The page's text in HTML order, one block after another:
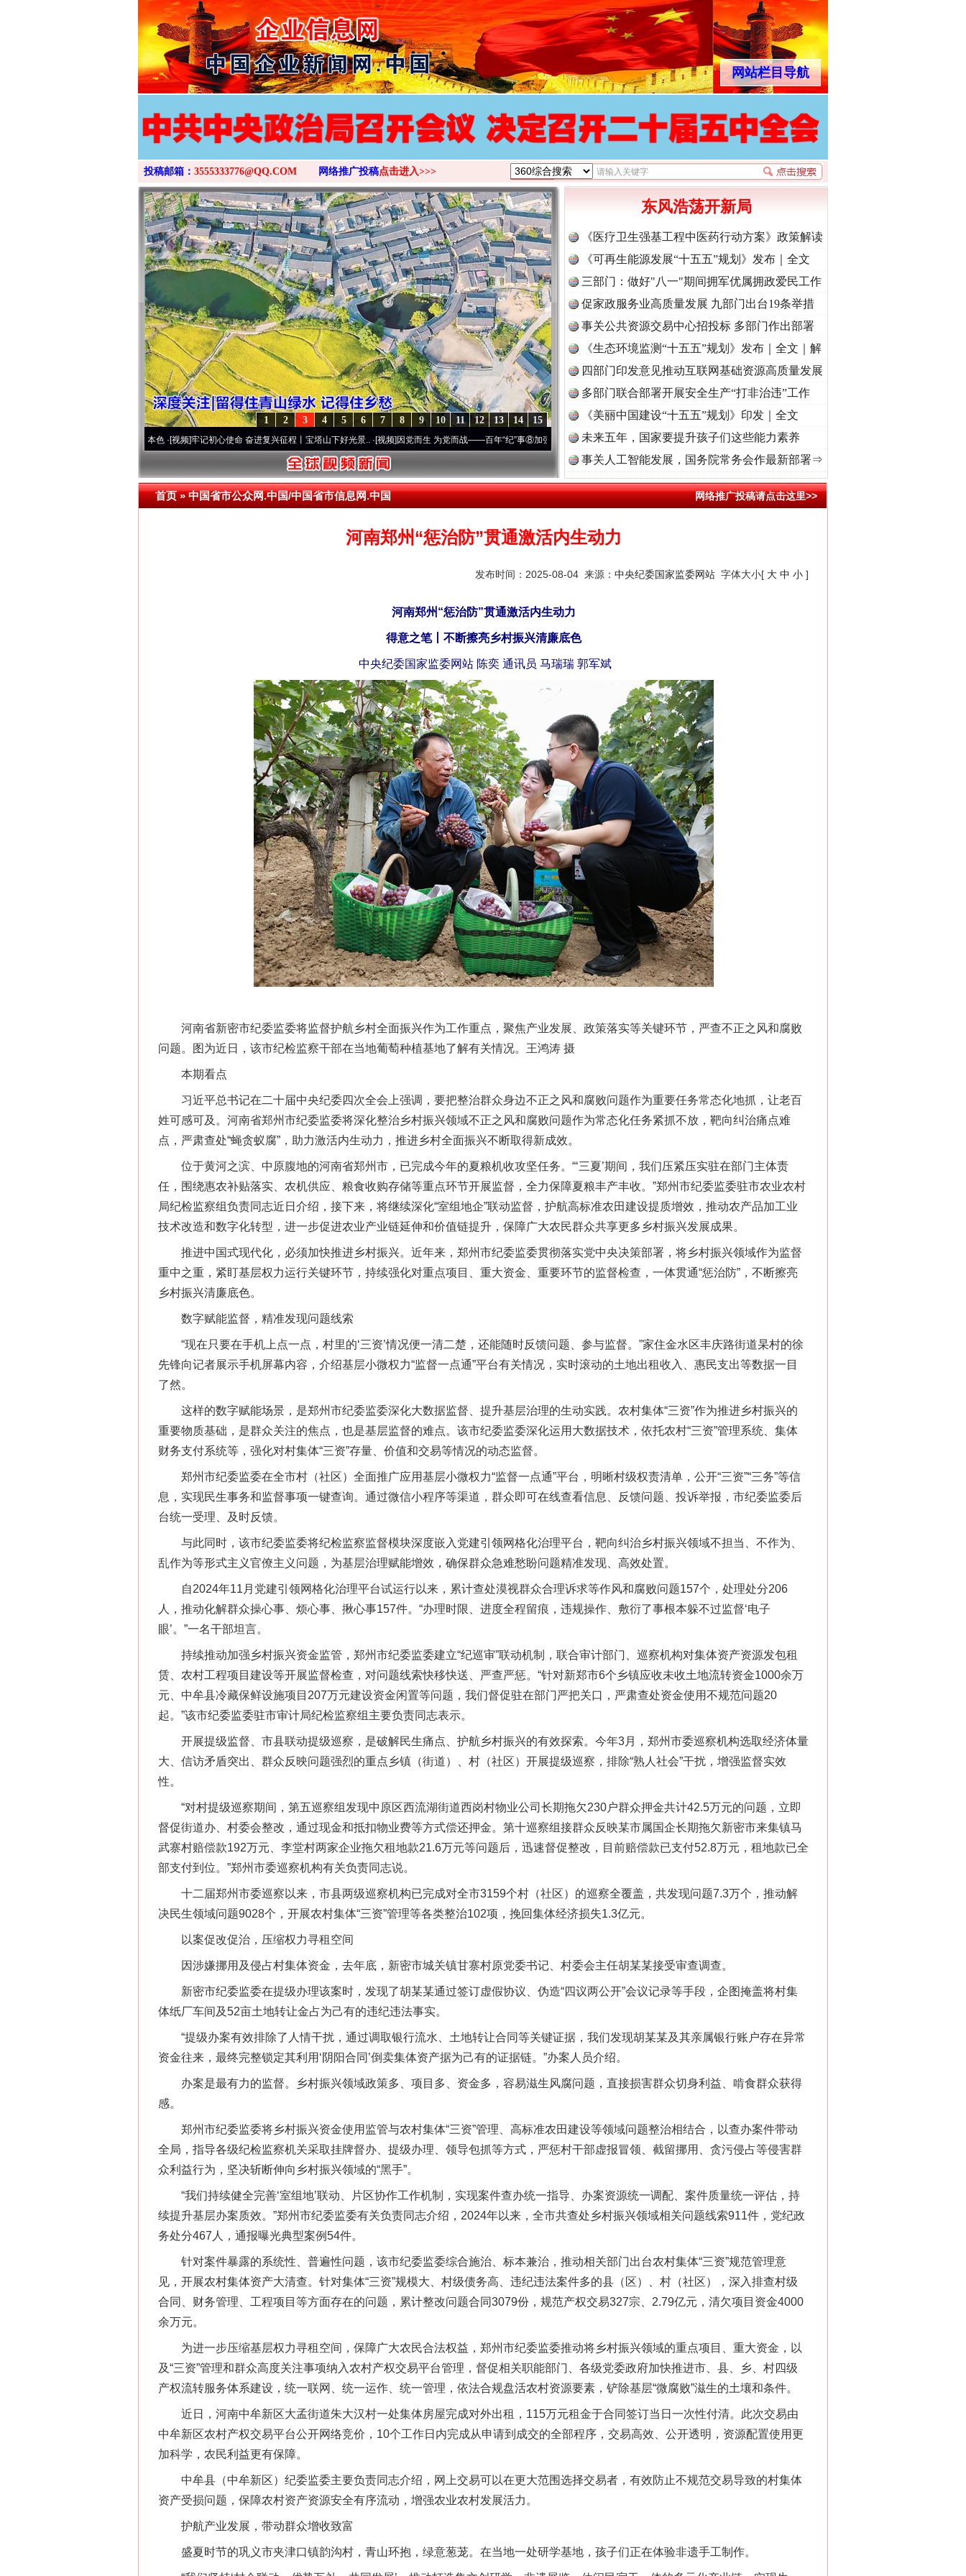
>
网站栏目导航
投稿邮箱： 3555333776@QQ.COM 网络推广投稿点击进入>>>
15
14
13
12
11
10
9
8
7
6
5
4
3
2
1
牢记初心使命 奋进复兴征程丨宝塔山下好光景..·[视频]因党而生 为党而战——百年“纪”事⑧加强纪律..·[视频] 牢记初心使命 奋进复兴征程丨“转折之城”激荡..·[视频]牢记初心使命 奋进复兴征程丨红船起航处 潮起..
东风浩荡开新局
《医疗卫生强基工程中医药行动方案》政策解读
《可再生能源发展“十五五”规划》发布｜全文
三部门：做好"八一"期间拥军优属拥政爱民工作
促家政服务业高质量发展 九部门出台19条举措
事关公共资源交易中心招投标 多部门作出部署
《生态环境监测“十五五”规划》发布｜全文｜解
读
四部门印发意见推动互联网基础资源高质量发展
多部门联合部署开展安全生产“打非治违”工作
《美丽中国建设“十五五”规划》印发｜全文
未来五年，国家要提升孩子们这些能力素养
事关人工智能发展，国务院常务会作最新部署⇒
首页»中国省市公众网.中国/中国省市信息网.中国 网络推广投稿请点击这里>>
河南郑州“惩治防”贯通激活内生动力
发布时间：2025-08-04 来源： 中央纪委国家监委网站 字体大小[ 大 中 小 ]
河南郑州“惩治防”贯通激活内生动力
得意之笔丨不断擦亮乡村振兴清廉底色
中央纪委国家监委网站 陈奕 通讯员 马瑞瑞 郭军斌
河南省新密市纪委监委将监督护航乡村全面振兴作为工作重点，聚焦产业发展、政策落实等关键环节，严查不正之风和腐败
问题。图为近日，该市纪检监察干部在当地葡萄种植基地了解有关情况。王鸿涛 摄
本期看点
习近平总书记在二十届中央纪委四次全会上强调，要把整治群众身边不正之风和腐败问题作为重要任务常态化地抓，让老百
姓可感可及。河南省郑州市纪委监委将深化整治乡村振兴领域不正之风和腐败问题作为常态化任务紧抓不放，靶向纠治痛点难
点，严肃查处“蝇贪蚁腐”，助力激活内生动力，推进乡村全面振兴不断取得新成效。
位于黄河之滨、中原腹地的河南省郑州市，已完成今年的夏粮机收攻坚任务。“‘三夏’期间，我们压紧压实驻在部门主体责
任，围绕惠农补贴落实、农机供应、粮食收购存储等重点环节开展监督，全力保障夏粮丰产丰收。”郑州市纪委监委驻市农业农村
局纪检监察组负责同志近日介绍，接下来，将继续深化“室组地企”联动监督，护航高标准农田建设提质增效，推动农产品加工业
技术改造和数字化转型，进一步促进农业产业链延伸和价值链提升，保障广大农民群众共享更多乡村振兴发展成果。
推进中国式现代化，必须加快推进乡村振兴。近年来，郑州市纪委监委贯彻落实党中央决策部署，将乡村振兴领域作为监督
重中之重，紧盯基层权力运行关键环节，持续强化对重点项目、重大资金、重要环节的监督检查，一体贯通“惩治防”，不断擦亮
乡村振兴清廉底色。
数字赋能监督，精准发现问题线索
“现在只要在手机上点一点，村里的‘三资’情况便一清二楚，还能随时反馈问题、参与监督。”家住金水区丰庆路街道杲村的徐
先锋向记者展示手机屏幕内容，介绍基层小微权力“监督一点通”平台有关情况，实时滚动的土地出租收入、惠民支出等数据一目
了然。
这样的数字赋能场景，是郑州市纪委监委深化大数据监督、提升基层治理的生动实践。农村集体“三资”作为推进乡村振兴的
重要物质基础，是群众关注的焦点，也是基层监督的难点。该市纪委监委深化运用大数据技术，依托农村“三资”管理系统、集体
财务支付系统等，强化对村集体“三资”存量、价值和交易等情况的动态监督。
郑州市纪委监委在全市村（社区）全面推广应用基层小微权力“监督一点通”平台，明晰村级权责清单，公开“三资”“三务”等信
息，实现民生事务和监督事项一键查询。通过微信小程序等渠道，群众即可在线查看信息、反馈问题、投诉举报，市纪委监委后
台统一受理、及时反馈。
与此同时，该市纪委监委将纪检监察监督模块深度嵌入党建引领网格化治理平台，靶向纠治乡村振兴领域不担当、不作为、
乱作为等形式主义官僚主义问题，为基层治理赋能增效，确保群众急难愁盼问题精准发现、高效处置。
自2024年11月党建引领网格化治理平台试运行以来，累计查处漠视群众合理诉求等作风和腐败问题157个，处理处分206
人，推动化解群众操心事、烦心事、揪心事157件。“办理时限、进度全程留痕，违规操作、敷衍了事根本躲不过监督‘电子
眼’。”一名干部坦言。
持续推动加强乡村振兴资金监管，郑州市纪委监委建立“纪巡审”联动机制，联合审计部门、巡察机构对集体资产资源发包租
赁、农村工程项目建设等开展监督检查，对问题线索快移快送、严查严惩。“针对新郑市6个乡镇应收未收土地流转资金1000余万
元、中牟县冷藏保鲜设施项目207万元建设资金闲置等问题，我们督促驻在部门严把关口，严肃查处资金使用不规范问题20
起。”该市纪委监委驻市审计局纪检监察组主要负责同志表示。
开展提级监督、市县联动提级巡察，是破解民生痛点、护航乡村振兴的有效探索。今年3月，郑州市委巡察机构选取经济体量
大、信访矛盾突出、群众反映问题强烈的重点乡镇（街道）、村（社区）开展提级巡察，排除“熟人社会”干扰，增强监督实效
性。
“对村提级巡察期间，第五巡察组发现中原区西流湖街道西岗村物业公司长期拖欠230户群众押金共计42.5万元的问题，立即
督促街道办、村委会整改，通过现金和抵扣物业费等方式偿还押金。第十巡察组接群众反映某市属国企长期拖欠新密市来集镇马
武寨村赔偿款192万元、李堂村两家企业拖欠租地款21.6万元等问题后，迅速督促整改，目前赔偿款已支付52.8万元，租地款已全
部支付到位。”郑州市委巡察机构有关负责同志说。
十二届郑州市委巡察以来，市县两级巡察机构已完成对全市3159个村（社区）的巡察全覆盖，共发现问题7.3万个，推动解
决民生领域问题9028个，开展农村集体“三资”管理等各类整治102项，挽回集体经济损失1.3亿元。
以案促改促治，压缩权力寻租空间
因涉嫌挪用及侵占村集体资金，去年底，新密市城关镇甘寨村原党委书记、村委会主任胡某某接受审查调查。
新密市纪委监委在提级办理该案时，发现了胡某某通过签订虚假协议、伪造“四议两公开”会议记录等手段，企图掩盖将村集
体纸厂车间及52亩土地转让金占为己有的违纪违法事实。
“提级办案有效排除了人情干扰，通过调取银行流水、土地转让合同等关键证据，我们发现胡某某及其亲属银行账户存在异常
资金往来，最终完整锁定其利用‘阴阳合同’倒卖集体资产据为己有的证据链。”办案人员介绍。
办案是最有力的监督。乡村振兴领域政策多、项目多、资金多，容易滋生风腐问题，直接损害群众切身利益、啃食群众获得
感。
郑州市纪委监委将乡村振兴资金使用监管与农村集体“三资”管理、高标准农田建设等领域问题整治相结合，以查办案件带动
全局，指导各级纪检监察机关采取挂牌督办、提级办理、领导包抓等方式，严惩村干部虚报冒领、截留挪用、贪污侵占等侵害群
众利益行为，坚决斩断伸向乡村振兴领域的“黑手”。
“我们持续健全完善‘室组地’联动、片区协作工作机制，实现案件查办统一指导、办案资源统一调配、案件质量统一评估，持
续提升基层办案质效。”郑州市纪委监委有关负责同志介绍，2024年以来，全市共查处乡村振兴领域相关问题线索911件，党纪政
务处分467人，通报曝光典型案例54件。
针对案件暴露的系统性、普遍性问题，该市纪委监委综合施治、标本兼治，推动相关部门出台农村集体“三资”规范管理意
见，开展农村集体资产大清查。针对集体“三资”规模大、村级债务高、违纪违法案件多的县（区）、村（社区），深入排查村级
合同、财务管理、工程项目等方面存在的问题，累计整改问题合同3079份，规范产权交易327宗、2.79亿元，清欠项目资金4000
余万元。
为进一步压缩基层权力寻租空间，保障广大农民合法权益，郑州市纪委监委推动将乡村振兴领域的重点项目、重大资金，以
及“三资”管理和群众高度关注事项纳入农村产权交易平台管理，督促相关职能部门、各级党委政府加快推进市、县、乡、村四级
产权流转服务体系建设，统一联网、统一运作、统一管理，依法合规盘活农村资源要素，铲除基层“微腐败”滋生的土壤和条件。
近日，河南中牟新区大孟街道朱大汉村一处集体房屋完成对外出租，115万元租金于合同签订当日一次性付清。此次交易由
中牟新区农村产权交易平台公开网络竞价，10个工作日内完成从申请到成交的全部程序，交易高效、公开透明，资源配置使用更
加科学，农民利益更有保障。
中牟县（中牟新区）纪委监委主要负责同志介绍，网上交易可以在更大范围选择交易者，有效防止不规范交易导致的村集体
资产受损问题，保障农村资产资源安全有序流动，增强农业农村发展活力。
护航产业发展，带动群众增收致富
盛夏时节的巩义市夹津口镇韵沟村，青山环抱，绿意葱茏。在当地一处研学基地，孩子们正在体验非遗手工制作。